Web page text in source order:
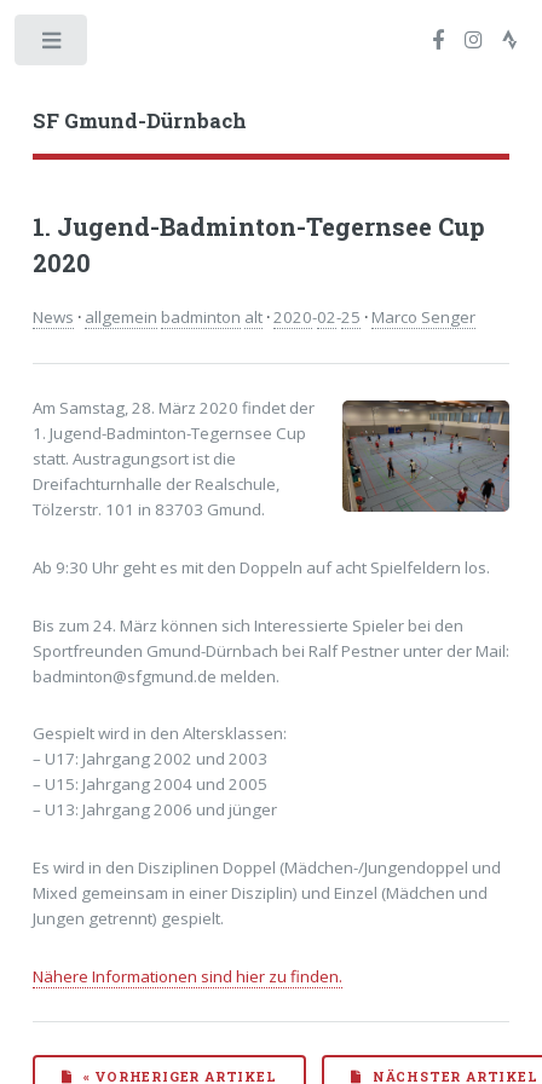
SF Gmund-Dürnbach
1. Jugend-Badminton-Tegernsee Cup
2020
News · allgemein badminton alt ·2020-02-25 · Marco Senger
Am Samstag, 28. März 2020 findet der
1. Jugend-Badminton-Tegernsee Cup
statt. Austragungsort ist die
Dreifachturnhalle der Realschule,
Tölzerstr. 101 in 83703 Gmund.
Ab 9:30 Uhr geht es mit den Doppeln auf acht Spielfeldern los.
Bis zum 24. März können sich Interessierte Spieler bei den
Sportfreunden Gmund-Dürnbach bei Ralf Pestner unter der Mail:
badminton@sfgmund.de melden.
Gespielt wird in den Altersklassen:
– U17: Jahrgang 2002 und 2003
– U15: Jahrgang 2004 und 2005
– U13: Jahrgang 2006 und jünger
Es wird in den Disziplinen Doppel (Mädchen-/Jungendoppel und
Mixed gemeinsam in einer Disziplin) und Einzel (Mädchen und
Jungen getrennt) gespielt.
Nähere Informationen sind hier zu finden.
« VORHERIGER ARTIKEL NÄCHSTER ARTIKEL